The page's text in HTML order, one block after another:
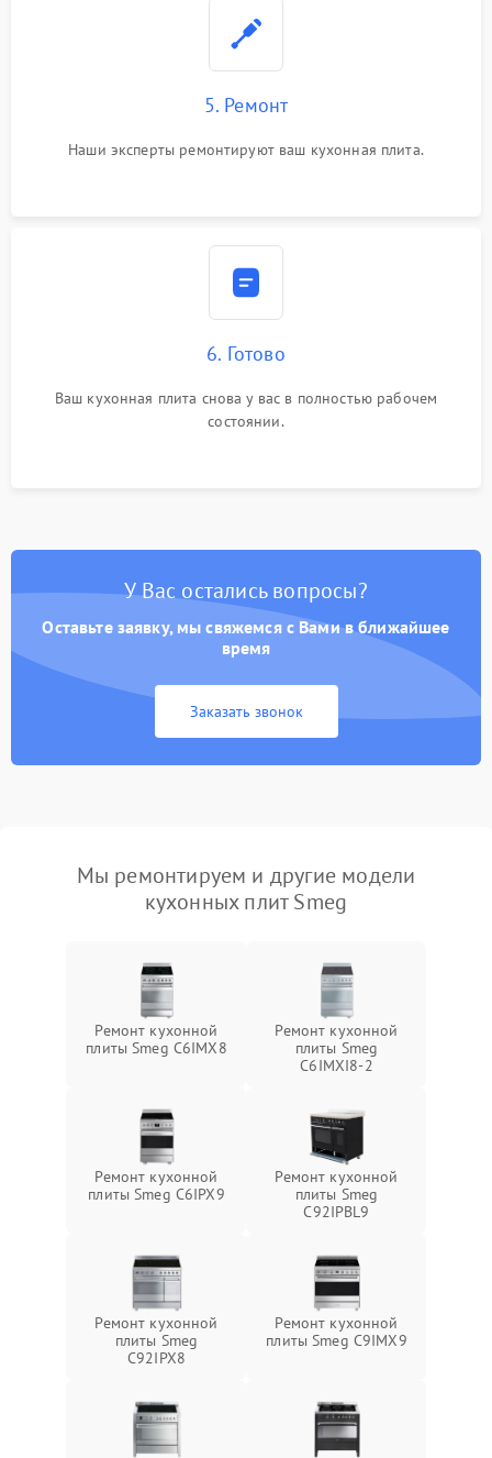
5. Ремонт
Наши эксперты ремонтируют ваш кухонная плита.
6. Готово
Ваш кухонная плита снова у вас в полностью рабочем
состоянии.
У Вас остались вопросы?
Оставьте заявку, мы свяжемся с Вами в ближайшее
время
Заказать звонок
Мы ремонтируем и другие модели
кухонных плит Smeg
Ремонт кухонной
плиты Smeg C6IMX8
Ремонт кухонной
плиты Smeg
C6IMXI8-2
Ремонт кухонной
плиты Smeg C6IPX9
Ремонт кухонной
плиты Smeg
C92IPBL9
Ремонт кухонной
плиты Smeg
C92IPX8
Ремонт кухонной
плиты Smeg C9IMX9